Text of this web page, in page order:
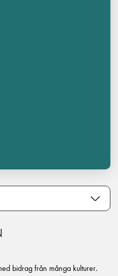
bidrag från många kulturer.